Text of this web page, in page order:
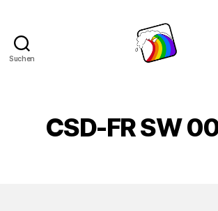
Suchen
CSD-FR SW